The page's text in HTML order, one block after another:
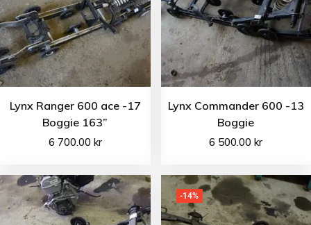
Lynx Ranger 600 ace -17
Boggie 163”
6 700.00 kr
Lynx Commander 600 -13
Boggie
6 500.00kr
-14%